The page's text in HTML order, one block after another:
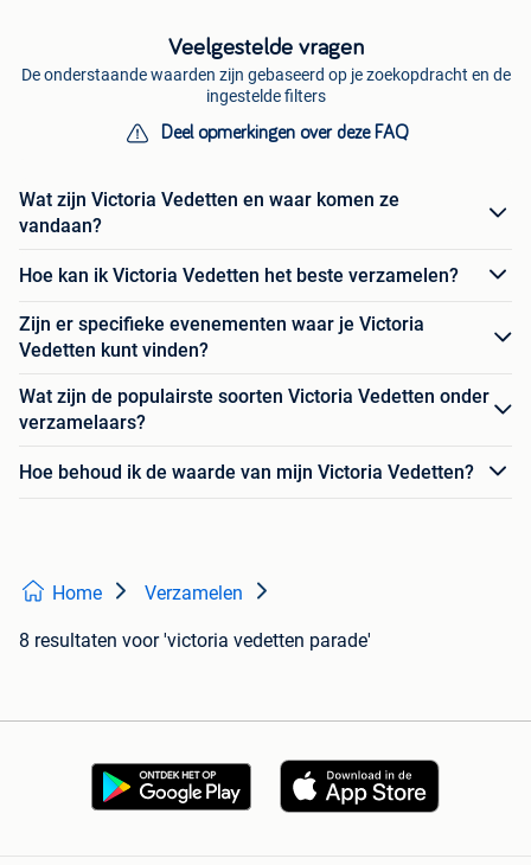
Veelgestelde vragen
De onderstaande waarden zijn gebaseerd op je zoekopdracht en de
ingestelde filters
Deel opmerkingen over deze FAQ
Wat zijn Victoria Vedetten en waar komen ze
vandaan?
Hoe kan ik Victoria Vedetten het beste verzamelen?
Zijn er specifieke evenementen waar je Victoria
Vedetten kunt vinden?
Wat zijn de populairste soorten Victoria Vedetten onder
verzamelaars?
Hoe behoud ik de waarde van mijn Victoria Vedetten?
Home Verzamelen
8 resultaten voor 'victoria vedetten parade'